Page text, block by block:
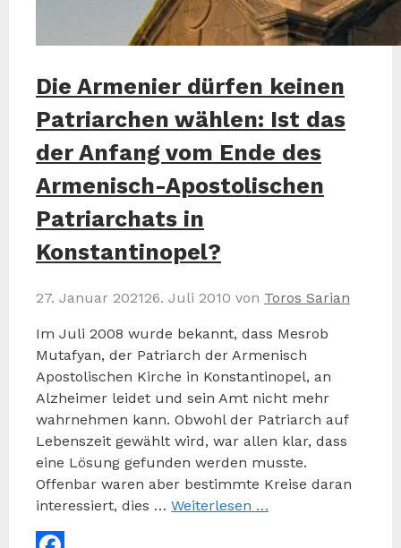
Die Armenier dürfen keinen
Patriarchen wählen: Ist das
der Anfang vom Ende des
Armenisch-Apostolischen
Patriarchats in
Konstantinopel?
27. Januar 202126. Juli 2010 von Toros Sarian
Im Juli 2008 wurde bekannt, dass Mesrob
Mutafyan, der Patriarch der Armenisch
Apostolischen Kirche in Konstantinopel, an
Alzheimer leidet und sein Amt nicht mehr
wahrnehmen kann. Obwohl der Patriarch auf
Lebenszeit gewählt wird, war allen klar, dass
eine Lösung gefunden werden musste.
Offenbar waren aber bestimmte Kreise daran
interessiert, dies … Weiterlesen …